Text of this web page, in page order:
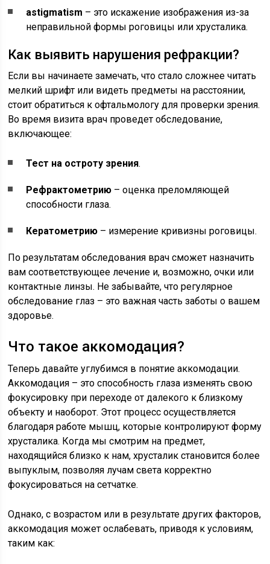
astigmatism – это искажение изображения из-за
неправильной формы роговицы или хрусталика.
Как выявить нарушения рефракции?
Если вы начинаете замечать, что стало сложнее читать
мелкий шрифт или видеть предметы на расстоянии,
стоит обратиться к офтальмологу для проверки зрения.
Во время визита врач проведет обследование,
включающее:
Тест на остроту зрения.
Рефрактометрию – оценка преломляющей
способности глаза.
Кератометрию – измерение кривизны роговицы.
По результатам обследования врач сможет назначить
вам соответствующее лечение и, возможно, очки или
контактные линзы. Не забывайте, что регулярное
обследование глаз – это важная часть заботы о вашем
здоровье.
Что такое аккомодация?
Теперь давайте углубимся в понятие аккомодации.
Аккомодация – это способность глаза изменять свою
фокусировку при переходе от далекого к близкому
объекту и наоборот. Этот процесс осуществляется
благодаря работе мышц, которые контролируют форму
хрусталика. Когда мы смотрим на предмет,
находящийся близко к нам, хрусталик становится более
выпуклым, позволяя лучам света корректно
фокусироваться на сетчатке.
Однако, с возрастом или в результате других факторов,
аккомодация может ослабевать, приводя к условиям,
таким как: